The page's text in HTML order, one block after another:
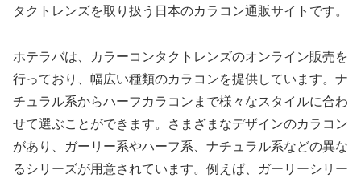
タクトレンズを取り扱う日本のカラコン通販サイトです。
ホテラバは、カラーコンタクトレンズのオンライン販売を
行っており、幅広い種類のカラコンを提供しています。ナ
チュラル系からハーフカラコンまで様々なスタイルに合わ
せて選ぶことができます。さまざまなデザインのカラコン
があり、ガーリー系やハーフ系、ナチュラル系などの異な
るシリーズが用意されています。例えば、ガーリーシリー